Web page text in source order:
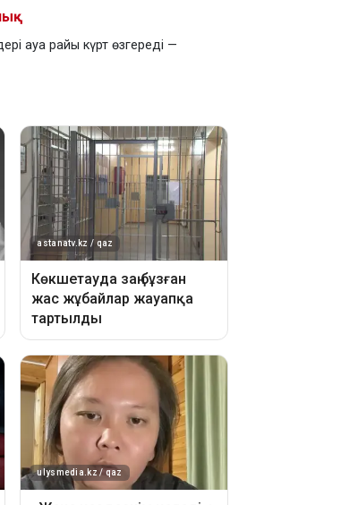
ауа райы күрт өзгереді —